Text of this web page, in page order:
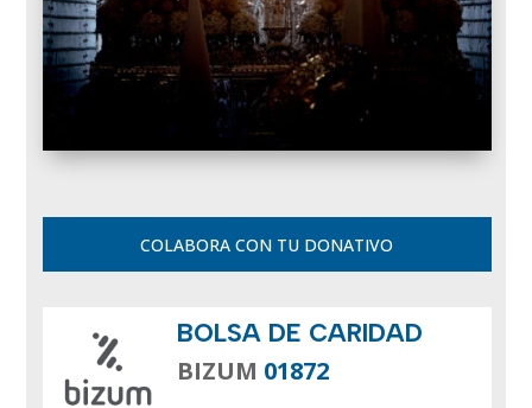
COLABORA CON TU DONATIVO
BOLSA DE CARIDAD
BIZUM 01872